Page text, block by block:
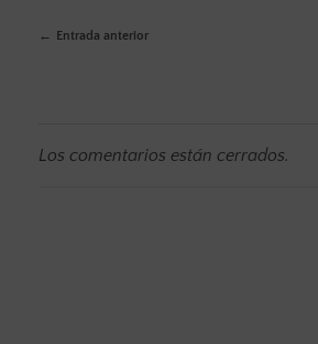
Entrada anterior
Los comentarios están cerrados.